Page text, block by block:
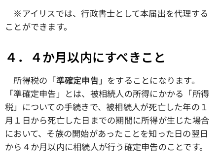
※アイリスでは、行政書士として本届出を代理する
ことができます。
４．４か月以内にすべきこと
所得税の「準確定申告」をすることになります。
「準確定申告」とは、被相続人の所得にかかる「所得
税」についての手続きで、被相続人が死亡した年の１
月１日から死亡した日までの期間に所得が生じた場合
において、そ族の開始があったことを知った日の翌日
から４か月以内に相続人が行う確定申告のことです。